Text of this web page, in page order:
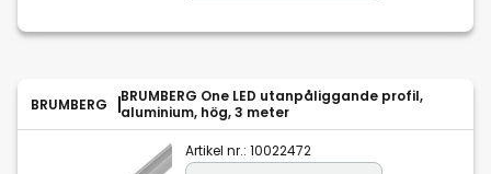
BRUMBERG
BRUMBERG One LED utanpåliggande profil,
aluminium, hög, 3 meter
Artikel nr.: 10022472